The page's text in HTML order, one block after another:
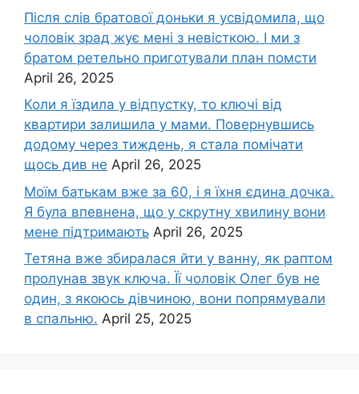
Після слів братової доньки я усвідомила, що
чоловік зpад жує мені з невісткою. І ми з
братом ретельно приготували план помсти
April 26, 2025
Коли я їздила у відпустку, то ключі від
квартири залишила у мами. Повернувшись
додому через тиждень, я стала помічати
щось див не April 26, 2025
Моїм батькам вже за 60, і я їхня єдина дочка.
Я була впевнена, що у скрутну хвилину вони
мене підтримають April 26, 2025
Тетяна вже збиралася йти у ванну, як раптом
пролунав звук ключа. Її чоловік Олег був не
один, з якоюсь дівчиною, вони попрямували
в спальню. April 25, 2025